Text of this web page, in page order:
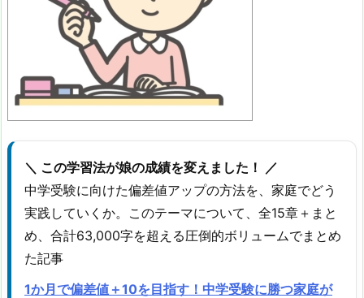
＼ この学習法が娘の成績を変えました！ ／
中学受験に向けた偏差値アップの方法を、家庭でどう
実践していくか。このテーマについて、全15章＋まと
め、合計63,000字を超える圧倒的ボリュームでまとめ
た記事
1か月で偏差値＋10を目指す！中学受験に勝つ家庭が